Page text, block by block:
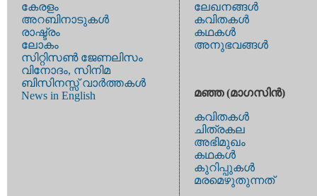
കേരളം
അറബിനാടുകള്‍
രാഷ്ട്രം
ലോകം
സിറ്റിസണ്‍ ജേണലിസം
വിനോദം, സിനിമ
ബിസിനസ്സ് വാര്‍ത്തകള്‍
News in English
ലേഖനങ്ങള്‍
കവിതകള്‍
കഥകള്‍
അനുഭവങ്ങള്‍
മഞ്ഞ (മാഗസിന്‍)
കവിതകള്‍
ചിത്രകല
അഭിമുഖം
കഥകള്‍
കുറിപ്പുകള്‍
മരമെഴുതുന്നത്